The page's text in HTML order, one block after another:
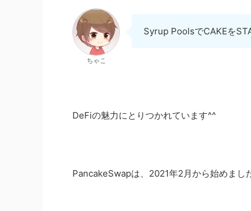
ちゃこ
Syrup PoolsでCAKEを
DeFiの魅力にとりつかれています^^
PancakeSwapは、2021年2月から始めまし